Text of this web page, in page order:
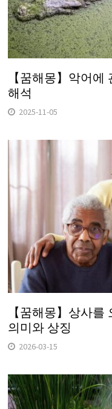
【꿈해몽】악어
해석
2025-11-05
【꿈해몽】상사를
의미와 상징
2026-03-15